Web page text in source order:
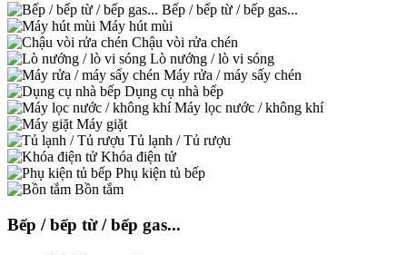
Bếp / bếp từ / bếp gas...
Máy hút mùi
Chậu vòi rửa chén
Lò nướng / lò vi sóng
Máy rửa / máy sấy chén
Dụng cụ nhà bếp
Máy lọc nước / không khí
Máy giặt
Tủ lạnh / Tủ rượu
Khóa điện tử
Phụ kiện tủ bếp
Bồn tắm
Bếp / bếp từ / bếp gas...